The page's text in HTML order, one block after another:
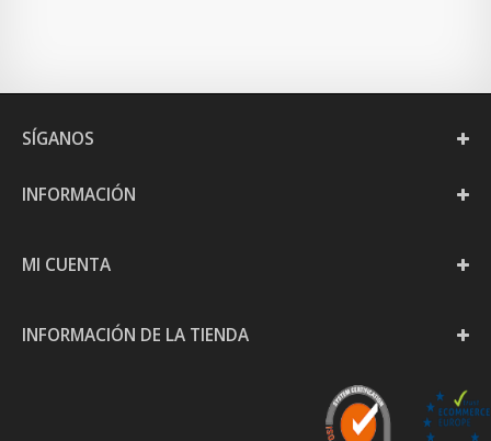
SÍGANOS
INFORMACIÓN
MI CUENTA
INFORMACIÓN DE LA TIENDA